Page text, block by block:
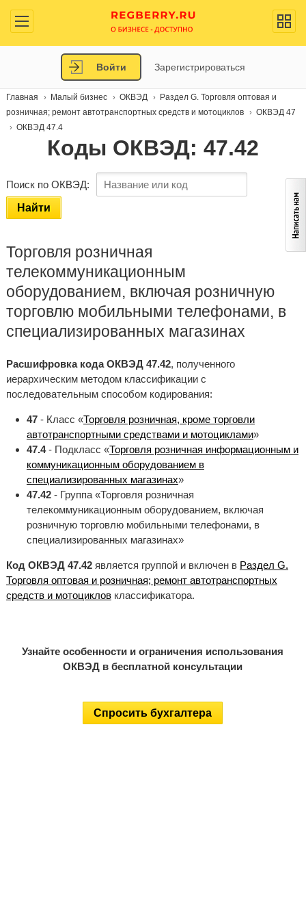
Войти Зарегистрироваться
Главная Малый бизнес ОКВЭД
Раздел G. Торговля оптовая и
розничная; ремонт автотранспортных средств и мотоциклов
ОКВЭД 47
ОКВЭД 47.4
Коды ОКВЭД: 47.42
Поиск по ОКВЭД:
Найти
Торговля розничная
телекоммуникационным
оборудованием, включая розничную
торговлю мобильными телефонами, в
специализированных магазинах
Расшифровка кода ОКВЭД 47.42, полученного
иерархическим методом классификации с
последовательным способом кодирования:
47- Класс «Торговля розничная, кроме торговли
автотранспортными средствами и мотоциклами»
47.4- Подкласс «Торговля розничная информационным и
коммуникационным оборудованием в
специализированных магазинах»
47.42- Группа «Торговля розничная
телекоммуникационным оборудованием, включая
розничную торговлю мобильными телефонами, в
специализированных магазинах»
Код ОКВЭД 47.42является группой и включен в Раздел G.
Торговля оптовая и розничная; ремонт автотранспортных
средств и мотоцикловклассификатора.
Узнайте особенности и ограничения использования
ОКВЭД в бесплатной консультации
Спросить бухгалтера